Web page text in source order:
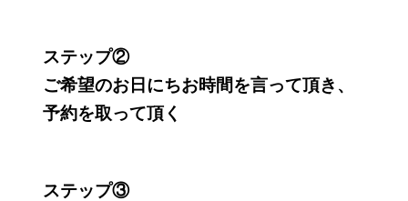
ステップ②
ご希望のお日にちお時間を言って頂き、
予約を取って頂く
ステップ③